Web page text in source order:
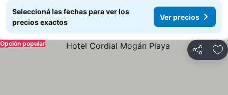
Seleccioná las fechas para ver los
precios exactos
Ver precios
Compartir
Opción popular